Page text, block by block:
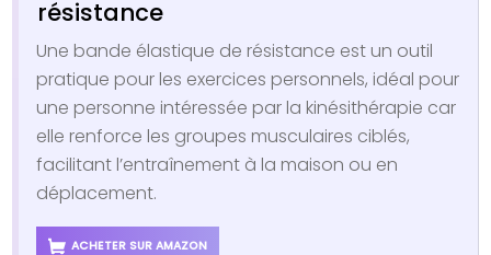
résistance
Une bande élastique de résistance est un outil
pratique pour les exercices personnels, idéal pour
une personne intéressée par la kinésithérapie car
elle renforce les groupes musculaires ciblés,
facilitant l’entraînement à la maison ou en
déplacement.
ACHETER SUR AMAZON